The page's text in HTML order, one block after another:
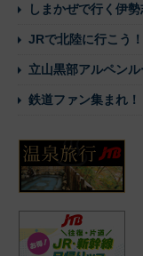
しまかぜで行く伊
JRで北陸に行こう！
立山黒部アルペンル
鉄道ファン集まれ